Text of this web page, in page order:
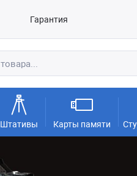
Гарантия
Штативы Карты памяти